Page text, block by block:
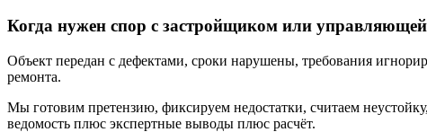
Когда нужен спор с застройщиком или
Объект передан с дефектами, сроки нарушены, требования
ремонта.
Мы готовим претензию, фиксируем недостатки, считаем
ведомость плюс экспертные выводы плюс расчёт.